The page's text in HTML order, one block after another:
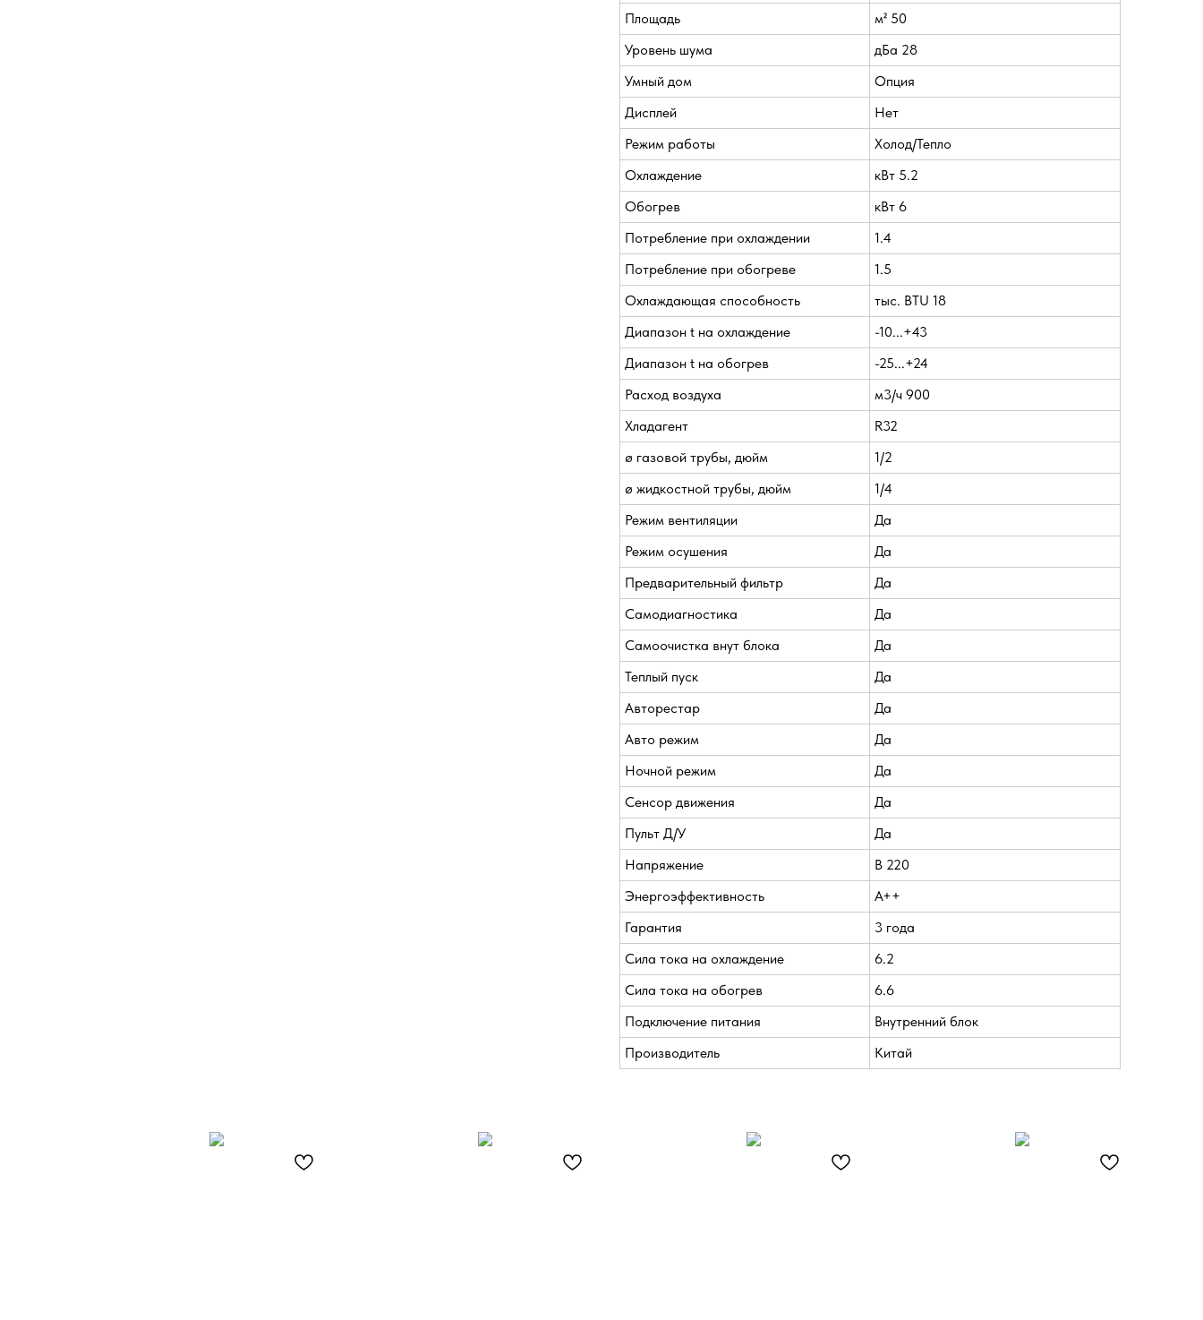
Площадь
м² 50
Уровень шума
дБа 28
Умный дом
Опция
Дисплей
Нет
Режим работы
Холод/Тепло
Охлаждение
кВт 5.2
Обогрев
кВт 6
Потребление при охлаждении
1.4
Потребление при обогреве
1.5
Охлаждающая способность
тыс. BTU 18
Диапазон t на охлаждение
-10...+43
Диапазон t на обогрев
-25...+24
Расход воздуха
м3/ч 900
Хладагент
R32
ø газовой трубы, дюйм
1/2
ø жидкостной трубы, дюйм
1/4
Режим вентиляции
Да
Режим осушения
Да
Предварительный фильтр
Да
Самодиагностика
Да
Самоочистка внут блока
Да
Теплый пуск
Да
Авторестар
Да
Авто режим
Да
Ночной режим
Да
Сенсор движения
Да
Пульт Д/У
Да
Напряжение
В 220
Энергоэффективность
A++
Гарантия
3 года
Сила тока на охлаждение
6.2
Сила тока на обогрев
6.6
Подключение питания
Внутренний блок
Производитель
Китай